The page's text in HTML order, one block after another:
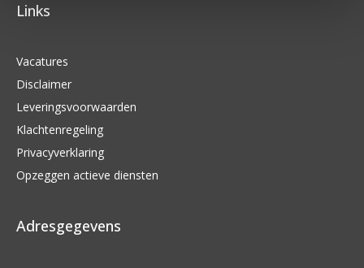
Links
Vacatures
Disclaimer
Leveringsvoorwaarden
Klachtenregeling
Privacyverklaring
Opzeggen actieve diensten
Adresgegevens